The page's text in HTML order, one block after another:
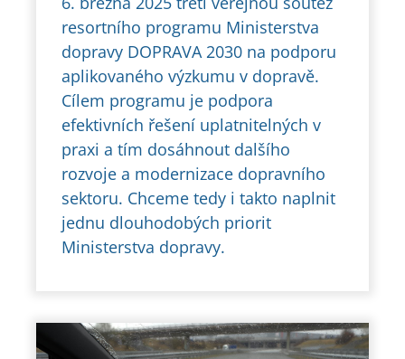
resortního programu Ministerstva
dopravy DOPRAVA 2030 na podporu
aplikovaného výzkumu v dopravě.
Cílem programu je podpora
efektivních řešení uplatnitelných v
praxi a tím dosáhnout dalšího
rozvoje a modernizace dopravního
sektoru. Chceme tedy i takto naplnit
jednu dlouhodobých priorit
Ministerstva dopravy.